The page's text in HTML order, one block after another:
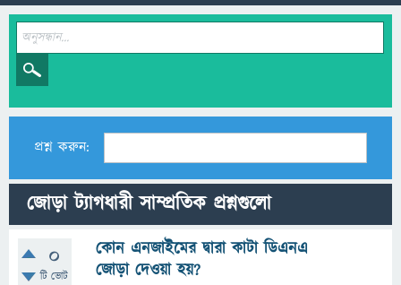
প্রশ্ন করুন:
জোড়া ট্যাগধারী সাম্প্রতিক প্রশ্নগুলো
0
টি ভোট
কোন এনজাইমের দ্বারা কাটা ডিএনএ
জোড়া দেওয়া হয়?